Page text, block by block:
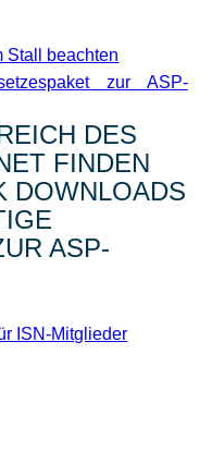
Stall beachten
zur ASP-
DES
FINDEN
DOWNLOADS
ASP-
ISN-Mitglieder